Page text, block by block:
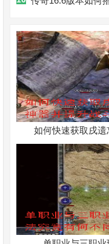
如何快速获取戌遗